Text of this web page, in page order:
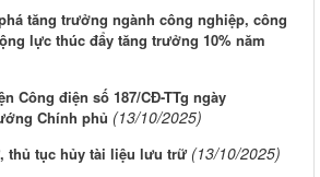
tăng trưởng ngành công nghiệp, công
lực thúc đẩy tăng trưởng 10% năm
Công điện số 187/CĐ-TTg ngày
Chính phủ (13/10/2025)
thủ tục hủy tài liệu lưu trữ (13/10/2025)